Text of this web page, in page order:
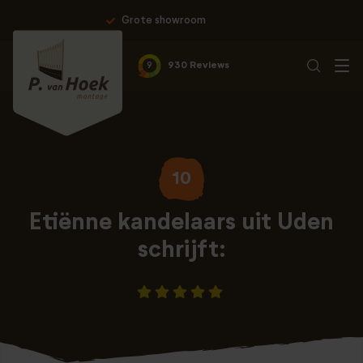
9 930 Reviews
10
Etiënne kandelaars uit Uden
schrijft: